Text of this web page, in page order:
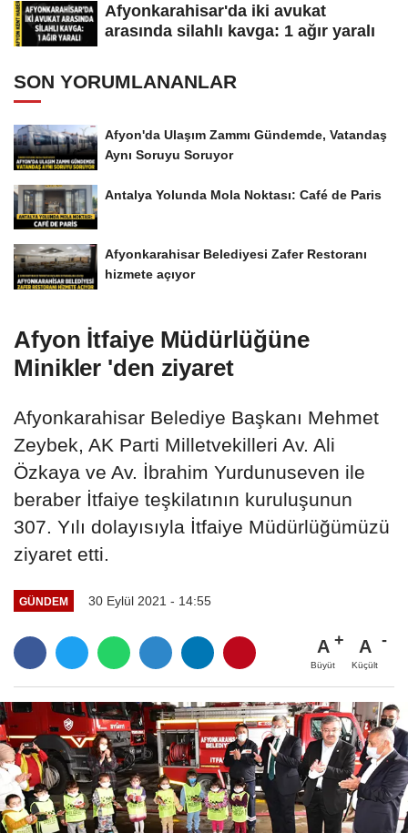
Afyonkarahisar'da iki avukat
arasında silahlı kavga: 1 ağır yaralı
SON YORUMLANANLAR
Afyon'da Ulaşım Zammı Gündemde, Vatandaş
Aynı Soruyu Soruyor
Antalya Yolunda Mola Noktası: Café de Paris
Afyonkarahisar Belediyesi Zafer Restoranı
hizmete açıyor
Afyon İtfaiye Müdürlüğüne
Minikler 'den ziyaret
Afyonkarahisar Belediye Başkanı Mehmet
Zeybek, AK Parti Milletvekilleri Av. Ali
Özkaya ve Av. İbrahim Yurdunuseven ile
beraber İtfaiye teşkilatının kuruluşunun
307. Yılı dolayısıyla İtfaiye Müdürlüğümüzü
ziyaret etti.
GÜNDEM 30 Eylül 2021 - 14:55
A
Büyüt
A
Küçült